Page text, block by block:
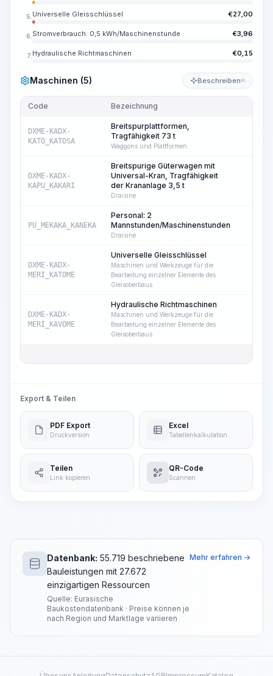
5. Universelle Gleisschlüssel €27,00
6. Stromverbrauch: 0,5 kWh/Maschinenstunde €3,96
7. Hydraulische Richtmaschinen €0,15
Maschinen (5) Beschreiben KI
Code Bezeichnung
DXME-KADX-
KATO_KATOSA
Breitspurplattformen,
Tragfähigkeit 73 t
Waggons und Plattformen
DXME-KADX-
KAPU_KAKARI
Breitspurige Güterwagen mit
Universal-Kran, Tragfähigkeit
der Krananlage 3,5 t
Draisine
PU_MEKAKA_KANEKA
Personal: 2
Mannstunden/Maschinenstunden
Draisine
DXME-KADX-
MERI_KATOME
Universelle Gleisschlüssel
Maschinen und Werkzeuge für die
Bearbeitung einzelner Elemente des
Gleisoberbaus
DXME-KADX-
MERI_KAVOME
Hydraulische Richtmaschinen
Maschinen und Werkzeuge für die
Bearbeitung einzelner Elemente des
Gleisoberbaus
Export & Teilen
PDF Export
Druckversion
Excel
Tabellenkalkulation
Teilen
Link kopieren
QR-Code
Scannen
Datenbank: 55.719 beschriebene
Bauleistungen mit 27.672
einzigartigen Ressourcen
Quelle: Eurasische
Baukostendatenbank · Preise können je
nach Region und Marktlage variieren
Mehr erfahren →